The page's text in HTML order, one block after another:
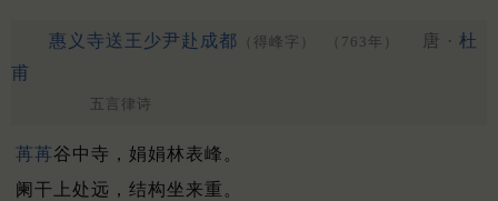
惠义寺送王少尹赴成都 （得峰字） （763年） 唐 · 杜
甫
五言律诗
苒苒谷中寺，娟娟林表峰。
阑干上处远，结构坐来重。